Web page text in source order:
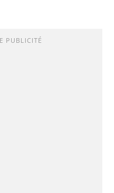
PUBLICITÉ